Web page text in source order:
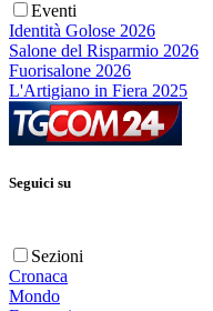
Eventi
Identità Golose 2026
Salone del Risparmio 2026
Fuorisalone 2026
L'Artigiano in Fiera 2025
Seguici su
Sezioni
Cronaca
Mondo